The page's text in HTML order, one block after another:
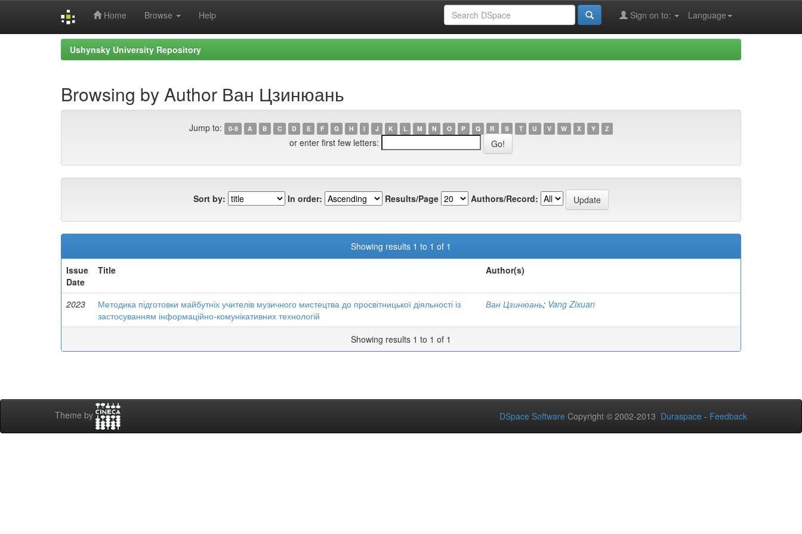
Home Browse Help Language
Sign on to:
Ushynsky University Repository
Browsing by Author Ван Цзинюань
Jump to: 0-9 A B C D E F G H I J K L M N O P Q R S T U V W X Y Z
or enter first few letters:
Sort by: In order: Results/Page Authors/Record:
Showing results 1 to 1 of 1
Issue
Date
Title Author(s)
2023
Методика підготовки майбутніх учителів музичного мистецтва до просвітницької діяльності із
застосуванням інформаційно-комунікативних технологій
Ван Цзинюань; Vang Zixuan
Showing results 1 to 1 of 1
Theme by DSpace Software Copyright © 2002-2013 Duraspace - Feedback